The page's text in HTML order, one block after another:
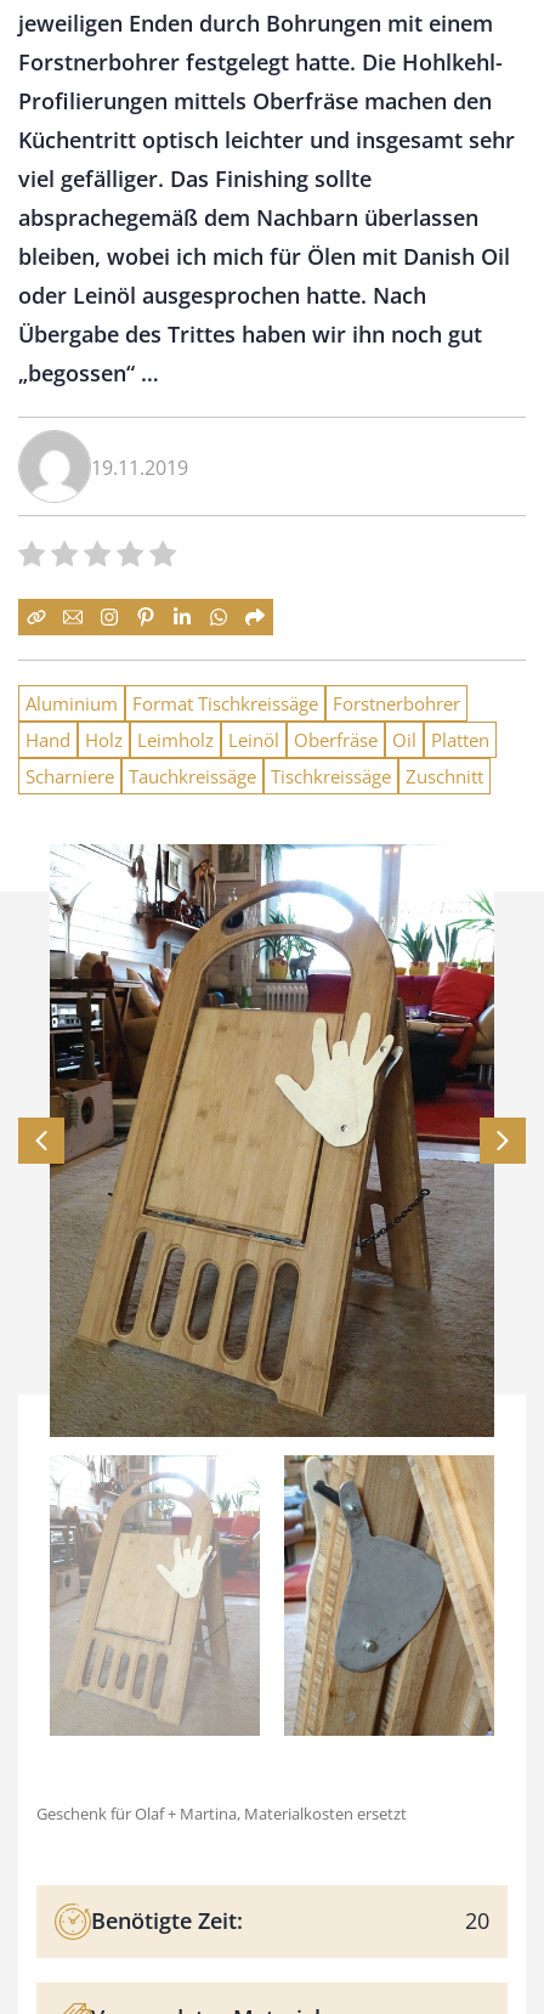
jeweiligen Enden durch Bohrungen mit einem
Forstnerbohrer festgelegt hatte. Die Hohlkehl-
Profilierungen mittels Oberfräse machen den
Küchentritt optisch leichter und insgesamt sehr
viel gefälliger. Das Finishing sollte
absprachegemäß dem Nachbarn überlassen
bleiben, wobei ich mich für Ölen mit Danish Oil
oder Leinöl ausgesprochen hatte. Nach
Übergabe des Trittes haben wir ihn noch gut
„begossen“ …
19.11.2019
Aluminium Format Tischkreissäge
Forstnerbohrer
Hand
Holz Leimholz Leinöl Oberfräse Oil
Platten
Scharniere Tauchkreissäge Tischkreissäge Zuschnitt
Geschenk für Olaf + Martina, Materialkosten ersetzt
Benötigte Zeit: 20